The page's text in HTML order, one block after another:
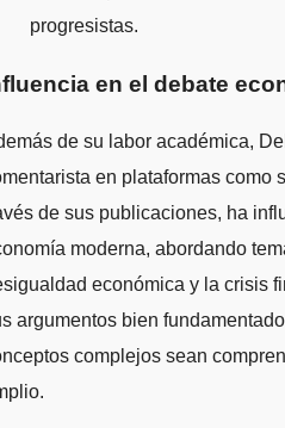
progresistas.
en el debate
de su labor académica,
en plataformas como
de sus publicaciones, ha
moderna, abordando
económica y la crisis
argumentos bien
complejos sean